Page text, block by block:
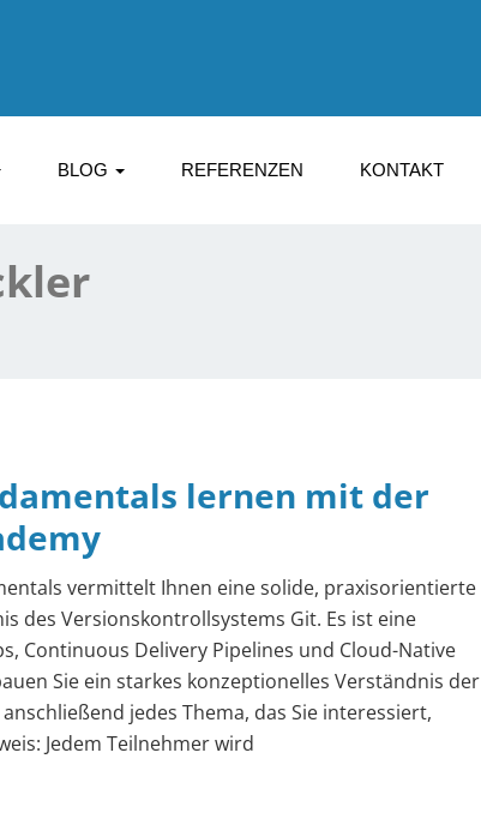
BLOG REFERENZEN KONTAKT
lernen mit der
vermittelt Ihnen eine solide, praxisorientierte
des Versionskontrollsystems Git. Es ist eine
Continuous Delivery Pipelines und Cloud-Native
Sie ein starkes konzeptionelles Verständnis der
jedes Thema, das Sie interessiert,
Jedem Teilnehmer wird